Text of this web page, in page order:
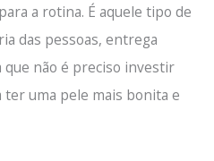
a rotina. É aquele tipo de
das pessoas, entrega
não é preciso investir
uma pele mais bonita e